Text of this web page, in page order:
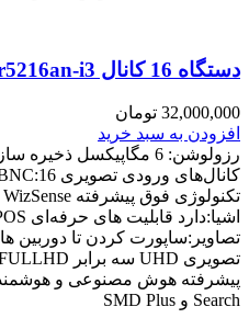
دستگاه 16 کانال xvr5216an-i3 داهوا
32,000,000 تومان
افزودن به سبد خرید
Search و SMD Plus